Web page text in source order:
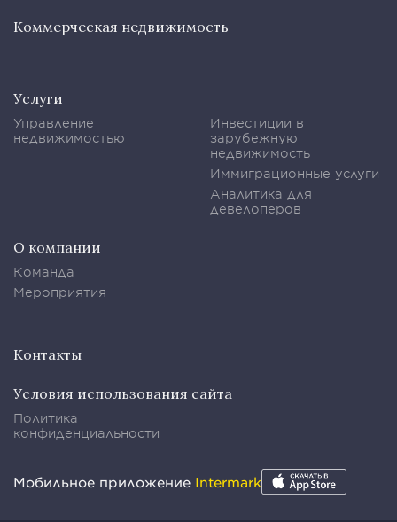
Коммерческая недвижимость
Услуги
Управление
недвижимостью
Инвестиции в
зарубежную
недвижимость
Иммиграционные услуги
Аналитика для
девелоперов
О компании
Команда
Мероприятия
Контакты
Условия использования сайта
Политика
конфиденциальности
Мобильное приложение Intermark